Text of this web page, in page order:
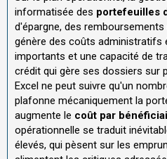
informatisée des portefeuilles
d'épargne, des
génère des coûts administratifs
importants et une capacité de
crédit qui gère ses dossiers sur
Excel ne peut suivre qu'un
plafonne mécaniquement la
augmente le coût par
opérationnelle se traduit
élevés, qui pèsent sur les